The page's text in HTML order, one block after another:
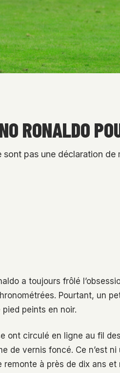
RONALDO
pas une déclaration
a toujours frôlé
Pourtant, un
peints en noir.
ont circulé en ligne au fil
de vernis foncé. Ce n’est
à près de dix ans